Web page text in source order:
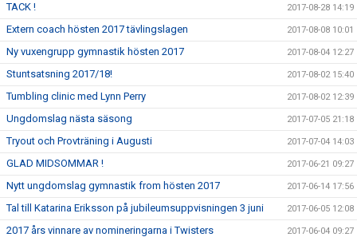
TACK ! 2017-08-28 14:19
Extern coach hösten 2017 tävlingslagen 2017-08-08 10:01
Ny vuxengrupp gymnastik hösten 2017 2017-08-04 12:27
Stuntsatsning 2017/18! 2017-08-02 15:40
Tumbling clinic med Lynn Perry 2017-08-02 12:39
Ungdomslag nästa säsong 2017-07-05 21:18
Tryout och Provträning i Augusti 2017-07-04 14:03
GLAD MIDSOMMAR ! 2017-06-21 09:27
Nytt ungdomslag gymnastik from hösten 2017 2017-06-14 17:56
Tal till Katarina Eriksson på jubileumsuppvisningen 3 juni 2017-06-05 12:08
2017 års vinnare av nomineringarna i Twisters 2017-06-04 09:27